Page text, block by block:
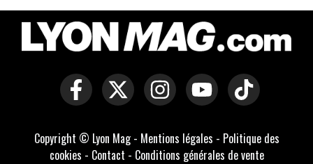
Copyright © Lyon Mag - Mentions légales - Politique des
cookies - Contact - Conditions générales de vente